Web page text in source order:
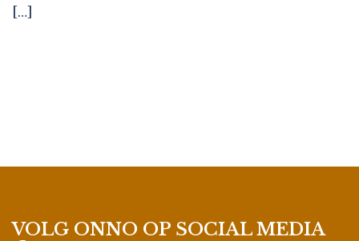
[…]
VOLG ONNO OP SOCIAL MEDIA